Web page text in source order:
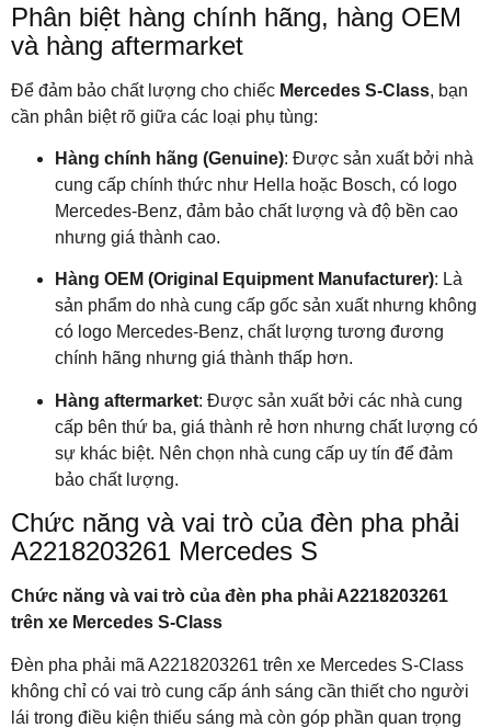
Phân biệt hàng chính hãng, hàng OEM
và hàng aftermarket
Để đảm bảo chất lượng cho chiếc Mercedes S-Class, bạn
cần phân biệt rõ giữa các loại phụ tùng:
Hàng chính hãng (Genuine): Được sản xuất bởi nhà
cung cấp chính thức như Hella hoặc Bosch, có logo
Mercedes-Benz, đảm bảo chất lượng và độ bền cao
nhưng giá thành cao.
Hàng OEM (Original Equipment Manufacturer): Là
sản phẩm do nhà cung cấp gốc sản xuất nhưng không
có logo Mercedes-Benz, chất lượng tương đương
chính hãng nhưng giá thành thấp hơn.
Hàng aftermarket: Được sản xuất bởi các nhà cung
cấp bên thứ ba, giá thành rẻ hơn nhưng chất lượng có
sự khác biệt. Nên chọn nhà cung cấp uy tín để đảm
bảo chất lượng.
Chức năng và vai trò của đèn pha phải
A2218203261 Mercedes S
Chức năng và vai trò của đèn pha phải A2218203261
trên xe Mercedes S-Class
Đèn pha phải mã A2218203261 trên xe Mercedes S-Class
không chỉ có vai trò cung cấp ánh sáng cần thiết cho người
lái trong điều kiện thiếu sáng mà còn góp phần quan trọng